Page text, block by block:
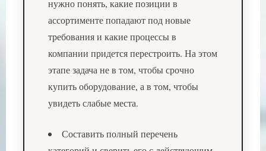
нужно понять, какие позиции в
ассортименте попадают под новые
требования и какие процессы в
компании придется перестроить. На этом
этапе задача не в том, чтобы срочно
купить оборудование, а в том, чтобы
увидеть слабые места.
Составить полный перечень